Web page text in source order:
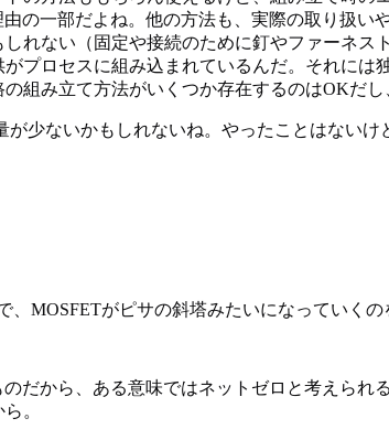
の一部だよね。他の方法も、実際の取り扱
れない（固定や接続のために釘やファーネ
プロセスに組み込まれているんだ。それに
組み立て方法がいくつか存在するのはOKだ
少ないかもしれないね。やったことはない
MOSFETがピサの斜塔みたいになっていく
だから、ある意味ではネットゼロと考えられ
。